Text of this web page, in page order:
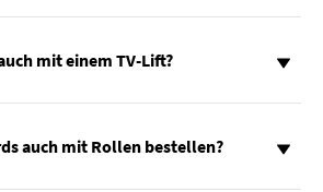
mit einem TV-Lift?
auch mit Rollen bestellen?